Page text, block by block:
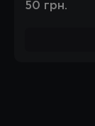
50 грн.